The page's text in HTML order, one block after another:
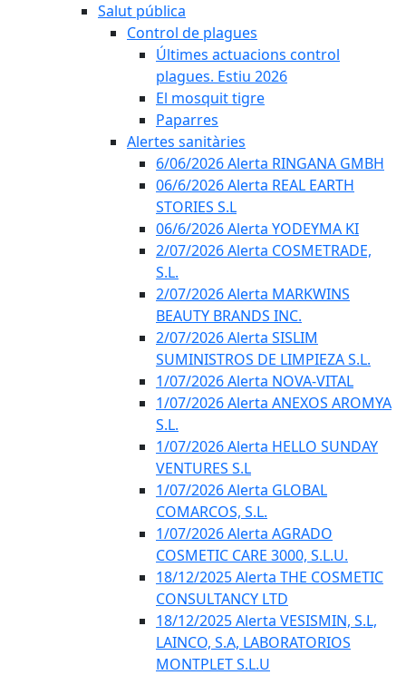
Salut pública
Control de plagues
Últimes actuacions control
plagues. Estiu 2026
El mosquit tigre
Paparres
Alertes sanitàries
6/06/2026 Alerta RINGANA GMBH
06/6/2026 Alerta REAL EARTH
STORIES S.L
06/6/2026 Alerta YODEYMA KI
2/07/2026 Alerta COSMETRADE,
S.L.
2/07/2026 Alerta MARKWINS
BEAUTY BRANDS INC.
2/07/2026 Alerta SISLIM
SUMINISTROS DE LIMPIEZA S.L.
1/07/2026 Alerta NOVA-VITAL
1/07/2026 Alerta ANEXOS AROMYA
S.L.
1/07/2026 Alerta HELLO SUNDAY
VENTURES S.L
1/07/2026 Alerta GLOBAL
COMARCOS, S.L.
1/07/2026 Alerta AGRADO
COSMETIC CARE 3000, S.L.U.
18/12/2025 Alerta THE COSMETIC
CONSULTANCY LTD
18/12/2025 Alerta VESISMIN, S.L,
LAINCO, S.A, LABORATORIOS
MONTPLET S.L.U